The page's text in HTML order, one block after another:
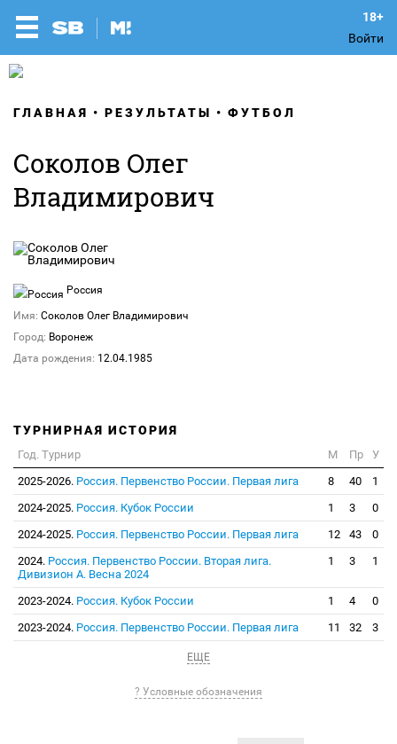
Войти
ГЛАВНАЯ РЕЗУЛЬТАТЫ ФУТБОЛ
Соколов Олег
Владимирович
Россия
Имя: Соколов Олег Владимирович
Город: Воронеж
Дата рождения: 12.04.1985
ТУРНИРНАЯ ИСТОРИЯ
Год. Турнир М Пр
У
2025-2026. Россия. Первенство России. Первая лига 8 40
1
2024-2025. Россия. Кубок России 1 3
0
2024-2025. Россия. Первенство России. Первая лига 12 43
0
2024. Россия. Первенство России. Вторая лига.
Дивизион А. Весна 2024
1 3 1
2023-2024. Россия. Кубок России 1 4
0
2023-2024. Россия. Первенство России. Первая лига 11 32 3
ЕЩЕ
? Условные обозначения